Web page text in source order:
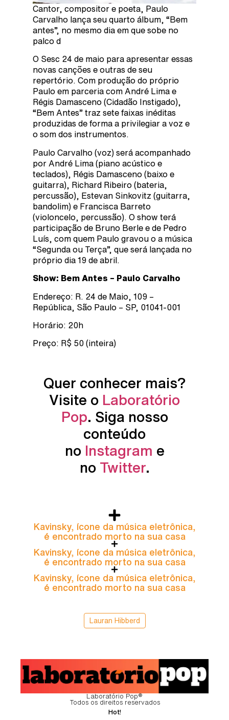
Cantor, compositor e poeta, Paulo
Carvalho lança seu quarto álbum, “Bem
antes”, no mesmo dia em que sobe no
palco d
O Sesc 24 de maio para apresentar essas
novas canções e outras de seu
repertório. Com produção do próprio
Paulo em parceria com André Lima e
Régis Damasceno (Cidadão Instigado),
“Bem Antes” traz sete faixas inéditas
produzidas de forma a privilegiar a voz e
o som dos instrumentos.
Paulo Carvalho (voz) será acompanhado
por André Lima (piano acústico e
teclados), Régis Damasceno (baixo e
guitarra), Richard Ribeiro (bateria,
percussão), Estevan Sinkovitz (guitarra,
bandolim) e Francisca Barreto
(violoncelo, percussão). O show terá
participação de Bruno Berle e de Pedro
Luís, com quem Paulo gravou o a música
“Segunda ou Terça”, que será lançada no
próprio dia 19 de abril.
Show: Bem Antes – Paulo Carvalho
Endereço: R. 24 de Maio, 109 –
República, São Paulo – SP, 01041-001
Horário: 20h
Preço: R$ 50 (inteira)
Quer conhecer mais?
Visite o Laboratório
Pop. Siga nosso
conteúdo
no Instagram e
no Twitter.
Kavinsky, ícone da música eletrônica,
é encontrado morto na sua casa
Kavinsky, ícone da música eletrônica,
é encontrado morto na sua casa
Kavinsky, ícone da música eletrônica,
é encontrado morto na sua casa
Lauran Hibberd
Laboratório Pop®
Todos os direitos reservados
Hot!